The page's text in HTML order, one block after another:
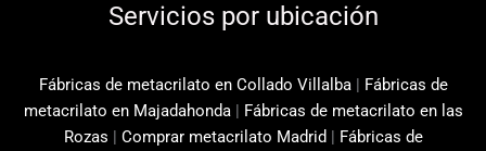
Servicios por ubicación
Fábricas de metacrilato en Collado Villalba| Fábricas de
metacrilato en Majadahonda| Fábricas de metacrilato en las
Rozas | Comprar metacrilato Madrid | Fábricas de